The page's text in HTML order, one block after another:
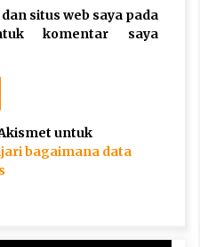
situs web saya pada
komentar saya
untuk
bagaimana data